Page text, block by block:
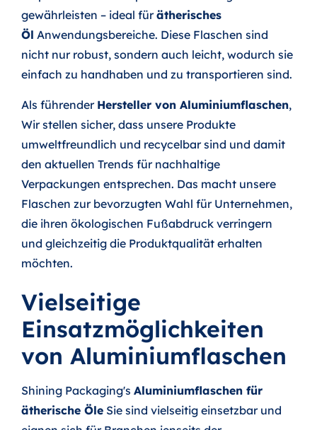
gewährleisten – ideal fürätherisches
Öl Anwendungsbereiche. Diese Flaschen sind
nicht nur robust, sondern auch leicht, wodurch sie
einfach zu handhaben und zu transportieren sind.
Als führender Hersteller von Aluminiumflaschen,
Wir stellen sicher, dass unsere Produkte
umweltfreundlich und recycelbar sind und damit
den aktuellen Trends für nachhaltige
Verpackungen entsprechen. Das macht unsere
Flaschen zur bevorzugten Wahl für Unternehmen,
die ihren ökologischen Fußabdruck verringern
und gleichzeitig die Produktqualität erhalten
möchten.
Vielseitige
Einsatzmöglichkeiten
von Aluminiumflaschen
Shining Packaging's Aluminiumflaschen für
ätherische Öle Sie sind vielseitig einsetzbar und